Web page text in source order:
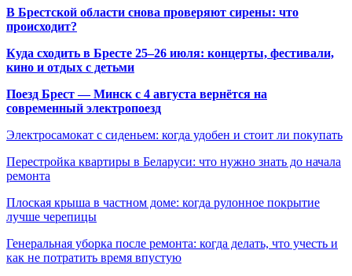
В Брестской области снова проверяют сирены: что
происходит?
Куда сходить в Бресте 25–26 июля: концерты, фестивали,
кино и отдых с детьми
Поезд Брест — Минск с 4 августа вернётся на
современный электропоезд
Электросамокат с сиденьем: когда удобен и стоит ли покупать
Перестройка квартиры в Беларуси: что нужно знать до начала
ремонта
Плоская крыша в частном доме: когда рулонное покрытие
лучше черепицы
Генеральная уборка после ремонта: когда делать, что учесть и
как не потратить время впустую